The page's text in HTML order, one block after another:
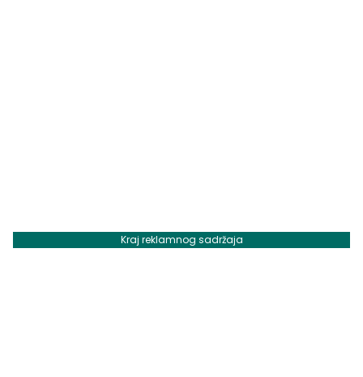
Kraj reklamnog sadržaja